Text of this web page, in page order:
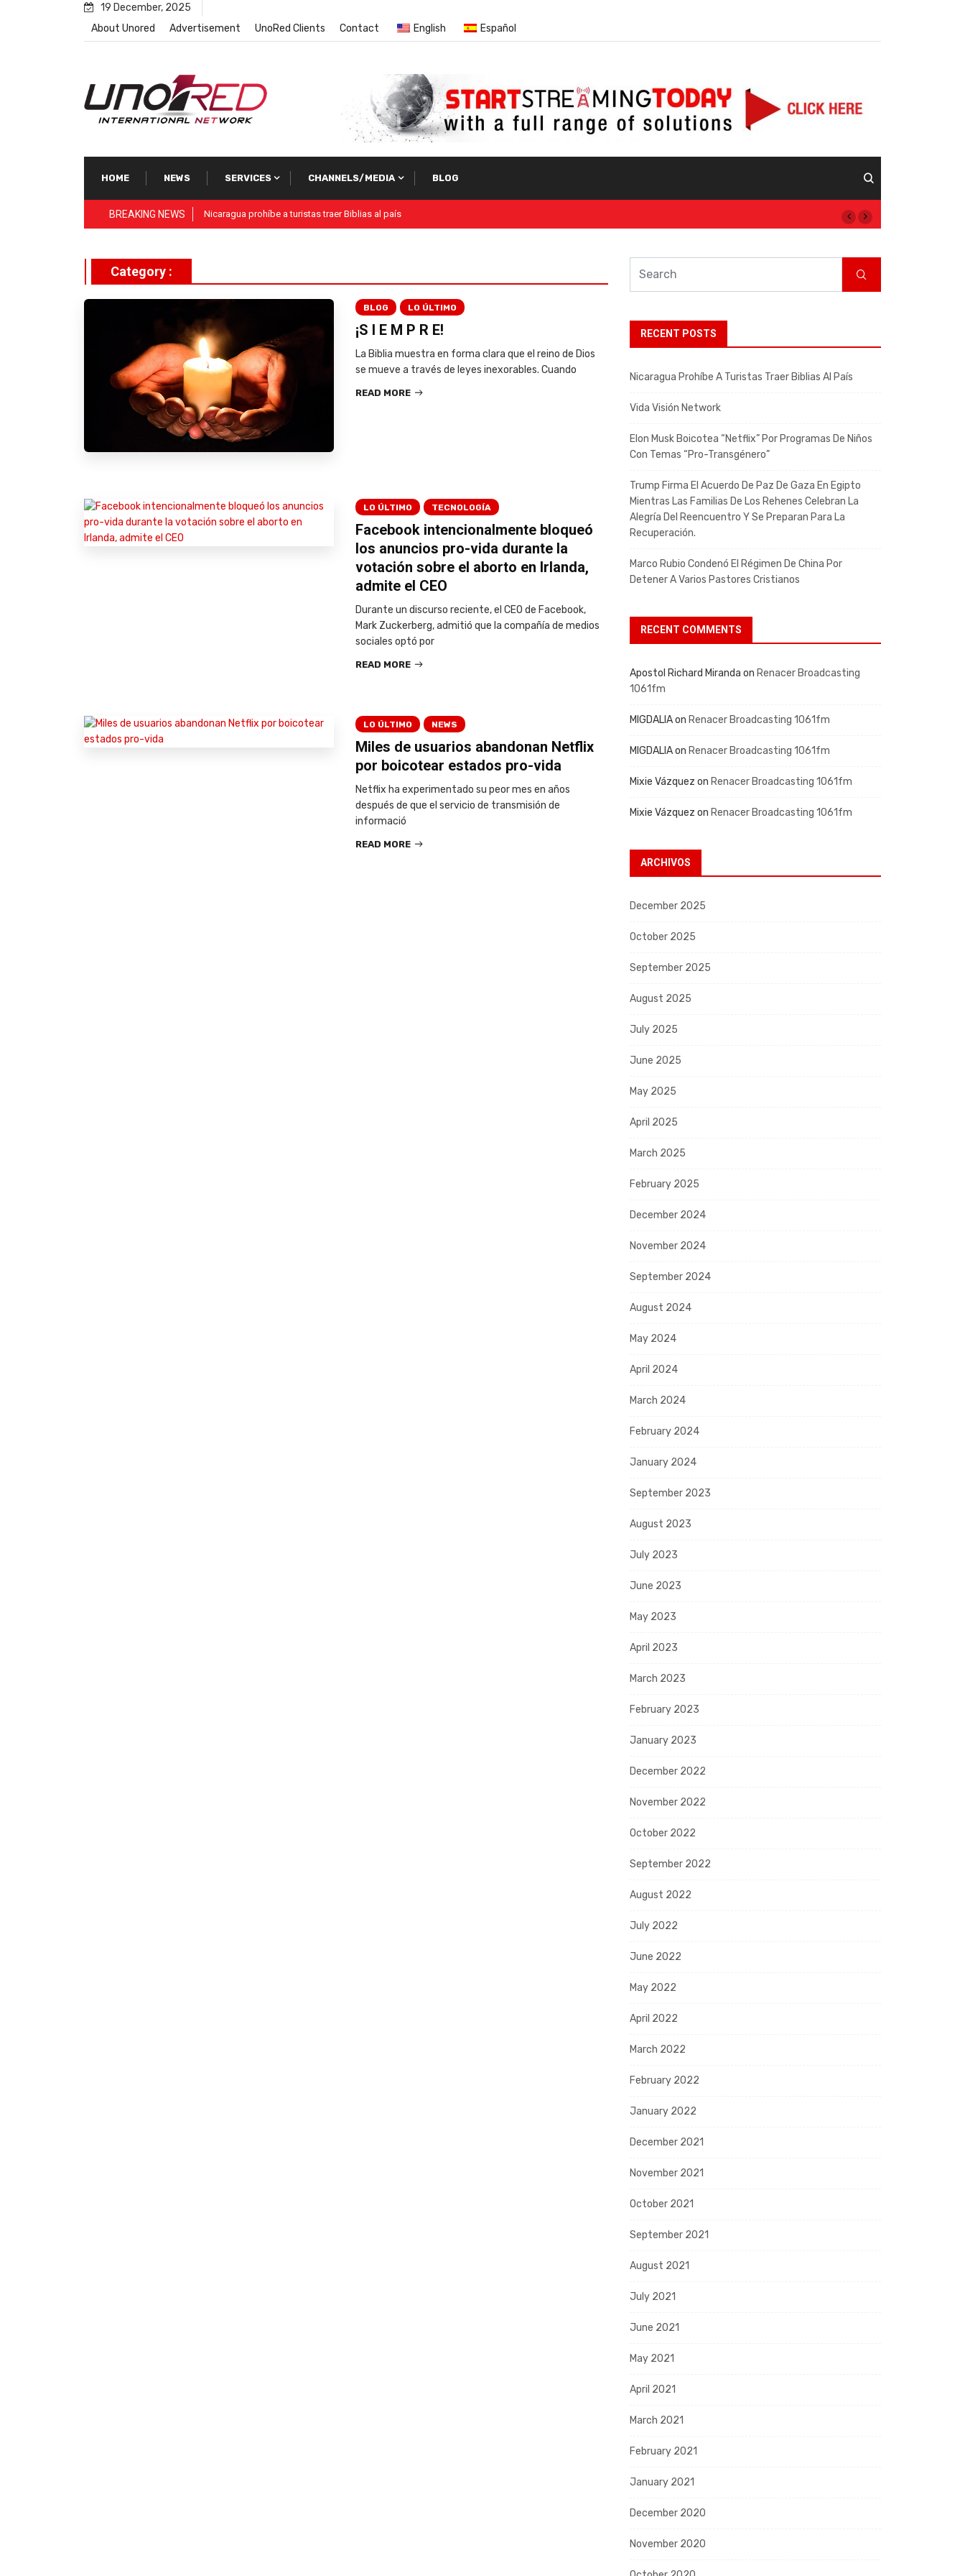
19 December, 2025
About Unored
Advertisement UnoRed Clients Contact English Español
HOME NEWS SERVICES CHANNELS/MEDIA BLOG
BREAKING NEWS Vida Visión Network
Category :
BLOG LO ÚLTIMO
¡S I E M P R E!
La Biblia muestra en forma clara que el reino de Dios
se mueve a través de leyes inexorables. Cuando
READ MORE
LO ÚLTIMO TECNOLOGÍA
Facebook intencionalmente bloqueó
los anuncios pro-vida durante la
votación sobre el aborto en Irlanda,
admite el CEO
Durante un discurso reciente, el CEO de Facebook,
Mark Zuckerberg, admitió que la compañía de medios
sociales optó por
READ MORE
LO ÚLTIMO NEWS
Miles de usuarios abandonan Netflix
por boicotear estados pro-vida
Netflix ha experimentado su peor mes en años
después de que el servicio de transmisión de
informació
READ MORE
RECENT POSTS
Nicaragua Prohíbe A Turistas Traer Biblias Al País
Vida Visión Network
Elon Musk Boicotea “Netflix” Por Programas De Niños
Con Temas “pro-Transgénero”
Trump Firma El Acuerdo De Paz De Gaza En Egipto
Mientras Las Familias De Los Rehenes Celebran La
Alegría Del Reencuentro Y Se Preparan Para La
Recuperación.
Marco Rubio Condenó El Régimen De China Por
Detener A Varios Pastores Cristianos
RECENT COMMENTS
Apostol Richard Miranda on Renacer Broadcasting
1061fm
MIGDALIAon Renacer Broadcasting 1061fm
MIGDALIAon Renacer Broadcasting 1061fm
Mixie Vázquez on Renacer Broadcasting 1061fm
Mixie Vázquez on Renacer Broadcasting 1061fm
ARCHIVOS
December 2025
October 2025
September 2025
August 2025
July 2025
June 2025
May 2025
April 2025
March 2025
February 2025
December 2024
November 2024
September 2024
August 2024
May 2024
April 2024
March 2024
February 2024
January 2024
September 2023
August 2023
July 2023
June 2023
May 2023
April 2023
March 2023
February 2023
January 2023
December 2022
November 2022
October 2022
September 2022
August 2022
July 2022
June 2022
May 2022
April 2022
March 2022
February 2022
January 2022
December 2021
November 2021
October 2021
September 2021
August 2021
July 2021
June 2021
May 2021
April 2021
March 2021
February 2021
January 2021
December 2020
November 2020